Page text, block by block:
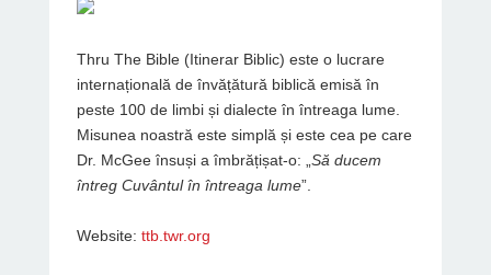
Thru The Bible (Itinerar Biblic) este o lucrare
internațională de învățătură biblică emisă în
peste 100 de limbi și dialecte în întreaga lume.
Misunea noastră este simplă și este cea pe care
Dr. McGee însuși a îmbrățișat-o: „ Să ducem
întreg Cuvântul în întreaga lume”.
Website: ttb.twr.org